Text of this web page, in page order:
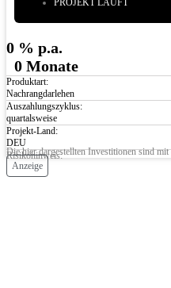
PROJEKT LÄUFT
0 % p.a.
0 Monate
Produktart:
Nachrangdarlehen
Auszahlungszyklus:
quartalsweise
Projekt-Land:
DEU
Risikohinweis:
Die hier dargestellten Investitionen sind
Anzeige